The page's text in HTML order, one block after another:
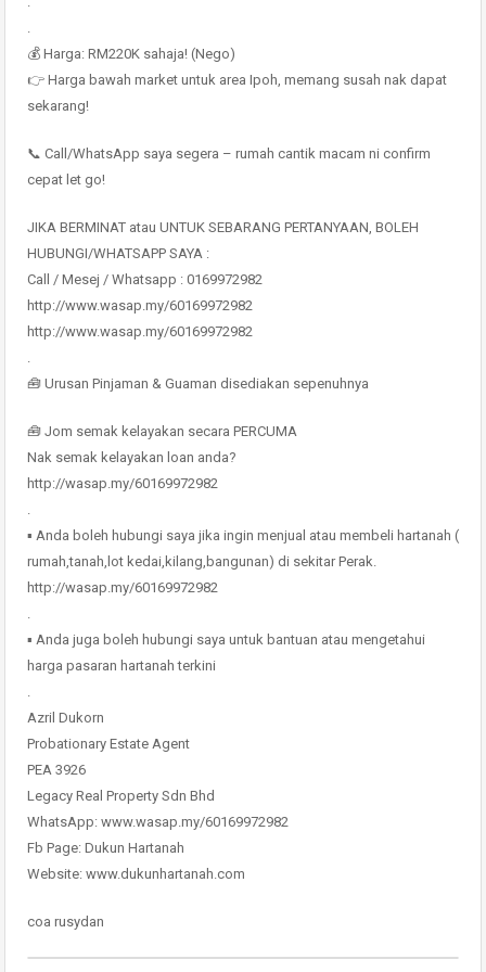
💰 Harga: RM220K sahaja! (Nego)
👉 Harga bawah market untuk area Ipoh, memang susah nak dapat
sekarang!
📞 Call/WhatsApp saya segera – rumah cantik macam ni confirm
cepat let go!
JIKA BERMINAT atau UNTUK SEBARANG PERTANYAAN, BOLEH
HUBUNGI/WHATSAPP SAYA :
Call / Mesej / Whatsapp : 0169972982
http://www.wasap.my/60169972982
http://www.wasap.my/60169972982
🧰 Urusan Pinjaman & Guaman disediakan sepenuhnya
🧰 Jom semak kelayakan secara PERCUMA
Nak semak kelayakan loan anda?
http://wasap.my/60169972982
▪ Anda boleh hubungi saya jika ingin menjual atau membeli hartanah (
rumah,tanah,lot kedai,kilang,bangunan) di sekitar Perak.
http://wasap.my/60169972982
▪ Anda juga boleh hubungi saya untuk bantuan atau mengetahui
harga pasaran hartanah terkini
Azril Dukorn
Probationary Estate Agent
PEA 3926
Legacy Real Property Sdn Bhd
WhatsApp: www.wasap.my/60169972982
Fb Page: Dukun Hartanah
Website: www.dukunhartanah.com
coa rusydan